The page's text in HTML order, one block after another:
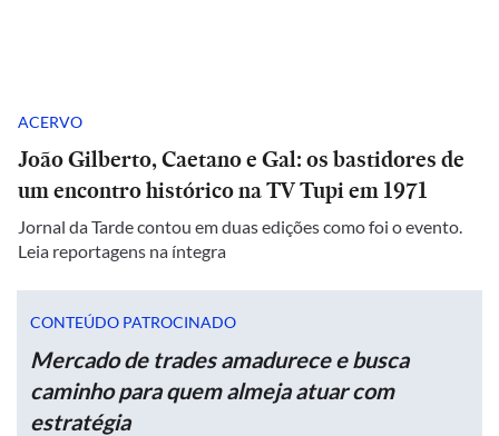
ACERVO
João Gilberto, Caetano e Gal: os bastidores de
um encontro histórico na TV Tupi em 1971
Jornal da Tarde contou em duas edições como foi o evento.
Leia reportagens na íntegra
CONTEÚDO PATROCINADO
Mercado de trades amadurece e busca
caminho para quem almeja atuar com
estratégia